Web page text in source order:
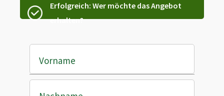
Erfolgreich: Wer möchte das Angebot
erhalten?
Vorname